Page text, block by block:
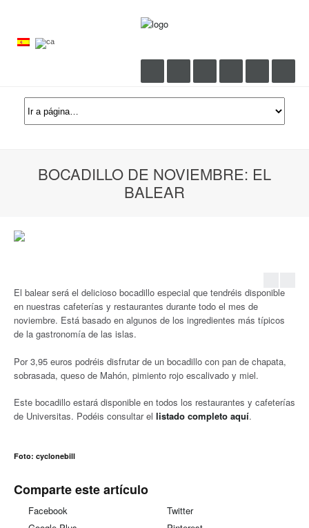
BOCADILLO DE NOVIEMBRE: EL
BALEAR
El balear será el delicioso bocadillo especial que tendréis disponible
en nuestras cafeterías y restaurantes durante todo el mes de
noviembre. Está basado en algunos de los ingredientes más típicos
de la gastronomía de las islas.
Por 3,95 euros podréis disfrutar de un bocadillo con pan de chapata,
sobrasada, queso de Mahón, pimiento rojo escalivado y miel.
Este bocadillo estará disponible en todos los restaurantes y cafeterías
de Universitas. Podéis consultar el listado completo aquí.
Foto: cyclonebill
Comparte este artículo
Facebook
Twitter